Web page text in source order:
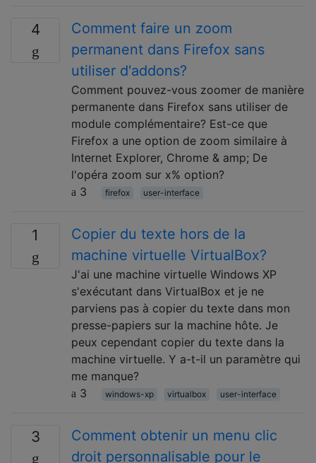
4
Comment faire un zoom
permanent dans Firefox sans
utiliser d'addons?
Comment pouvez-vous zoomer de manière
permanente dans Firefox sans utiliser de
module complémentaire? Est-ce que
Firefox a une option de zoom similaire à
Internet Explorer, Chrome & amp; De
l'opéra zoom sur x% option?
3
firefox user-interface
1
Copier du texte hors de la
machine virtuelle VirtualBox?
J'ai une machine virtuelle Windows XP
s'exécutant dans VirtualBox et je ne
parviens pas à copier du texte dans mon
presse-papiers sur la machine hôte. Je
peux cependant copier du texte dans la
machine virtuelle. Y a-t-il un paramètre qui
me manque?
3
windows-xp virtualbox user-interface
3
Comment obtenir un menu clic
droit personnalisable pour le